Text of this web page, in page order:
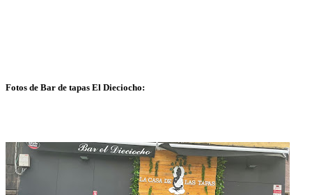
Fotos de Bar de tapas El Dieciocho: